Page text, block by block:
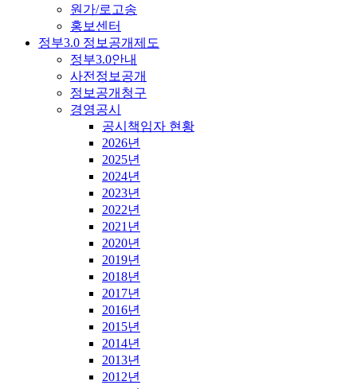
원가/로고송
홍보센터
정부3.0 정보공개제도
정부3.0안내
사전정보공개
정보공개청구
경영공시
공시책임자 현황
2026년
2025년
2024년
2023년
2022년
2021년
2020년
2019년
2018년
2017년
2016년
2015년
2014년
2013년
2012년